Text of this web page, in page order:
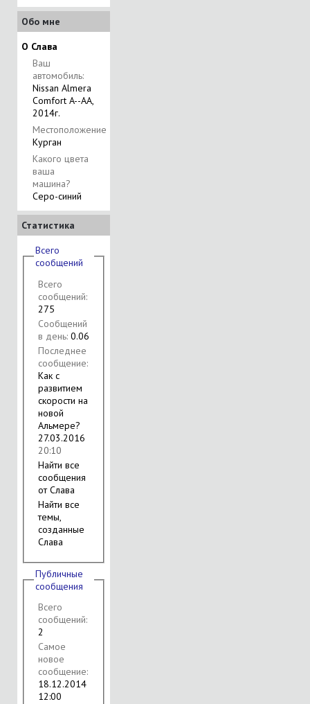
Обо мне
О Слава
Ваш
автомобиль:
Nissan Almera
Comfort A--AA,
2014г.
Местоположение
Курган
Какого цвета
ваша
машина?
Серо-синий
Статистика
Всего
сообщений
Всего
сообщений:
275
Сообщений
в день:0.06
Последнее
сообщение:
Как с
развитием
скорости на
новой
Альмере?
27.03.2016
20:10
Найти все
сообщения
от Слава
Найти все
темы,
созданные
Слава
Публичные
сообщения
Всего
сообщений:
2
Самое
новое
сообщение:
18.12.2014
12:00